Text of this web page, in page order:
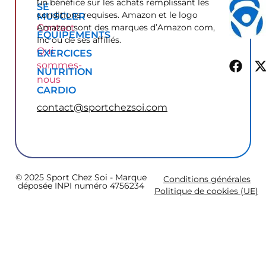
Contact
Qui
sommes-
nous
contact@sportchezsoi.com
SE
MUSCLER
ÉQUIPEMENTS
EXERCICES
NUTRITION
CARDIO
un bénéfice sur les achats remplissant les
conditions requises. Amazon et le logo
Amazon sont des marques d’Amazon com,
Inc ou de ses affiliés.
© 2025 Sport Chez Soi - Marque
déposée INPI numéro 4756234
Conditions générales
Politique de cookies (UE)